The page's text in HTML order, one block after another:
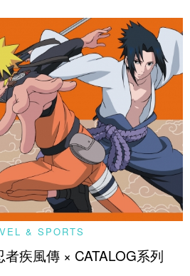
& SPORTS
疾風傳 × CATALOG系列